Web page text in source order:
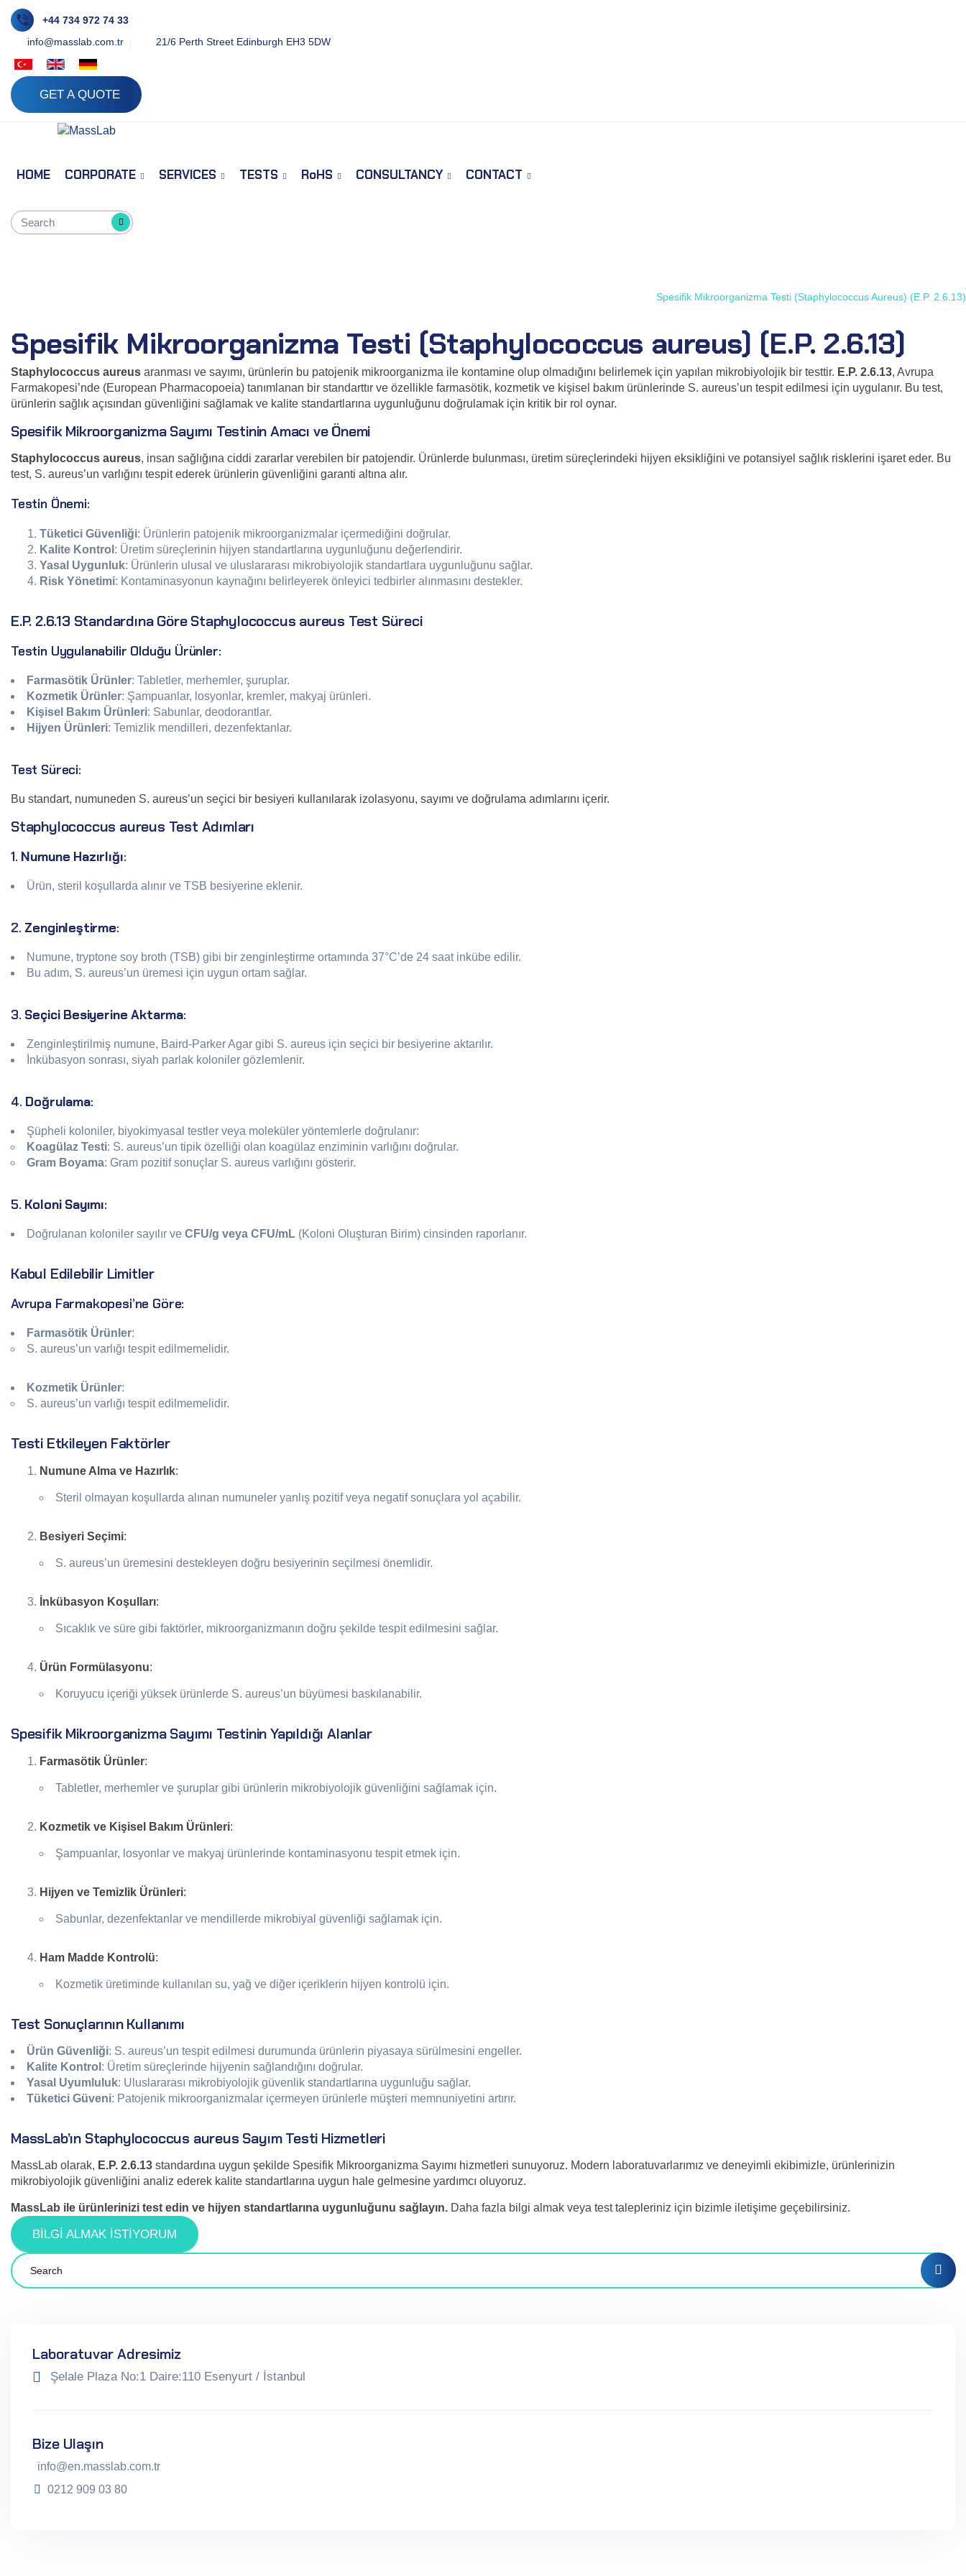
+44 734 972 74 33
info@masslab.com.tr
21/6 Perth Street Edinburgh EH3 5DW
GET A QUOTE
HOME CORPORATE SERVICES TESTS RoHS CONSULTANCY CONTACT
Spesifik Mikroorganizma Testi (Staphylococcus Aureus) (E.P. 2.6.13)
Spesifik Mikroorganizma Testi (Staphylococcus aureus) (E.P. 2.6.13)
Staphylococcus aureus aranması ve sayımı, ürünlerin bu patojenik mikroorganizma ile kontamine olup olmadığını belirlemek için yapılan mikrobiyolojik bir testtir. E.P. 2.6.13, Avrupa
Farmakopesi’nde (European Pharmacopoeia) tanımlanan bir standarttır ve özellikle farmasötik, kozmetik ve kişisel bakım ürünlerinde S. aureus’un tespit edilmesi için uygulanır. Bu test,
ürünlerin sağlık açısından güvenliğini sağlamak ve kalite standartlarına uygunluğunu doğrulamak için kritik bir rol oynar.
Spesifik Mikroorganizma Sayımı Testinin Amacı ve Önemi
Staphylococcus aureus, insan sağlığına ciddi zararlar verebilen bir patojendir. Ürünlerde bulunması, üretim süreçlerindeki hijyen eksikliğini ve potansiyel sağlık risklerini işaret eder. Bu
test, S. aureus’un varlığını tespit ederek ürünlerin güvenliğini garanti altına alır.
Testin Önemi:
Tüketici Güvenliği: Ürünlerin patojenik mikroorganizmalar içermediğini doğrular.
Kalite Kontrol : Üretim süreçlerinin hijyen standartlarına uygunluğunu değerlendirir.
Yasal Uygunluk: Ürünlerin ulusal ve uluslararası mikrobiyolojik standartlara uygunluğunu sağlar.
Risk Yönetimi: Kontaminasyonun kaynağını belirleyerek önleyici tedbirler alınmasını destekler.
E.P. 2.6.13 Standardına Göre Staphylococcus aureus Test Süreci
Testin Uygulanabilir Olduğu Ürünler:
Farmasötik Ürünler: Tabletler, merhemler, şuruplar.
Kozmetik Ürünler: Şampuanlar, losyonlar, kremler, makyaj ürünleri.
Kişisel Bakım Ürünleri: Sabunlar, deodorantlar.
Hijyen Ürünleri: Temizlik mendilleri, dezenfektanlar.
Test Süreci:
Bu standart, numuneden S. aureus’un seçici bir besiyeri kullanılarak izolasyonu, sayımı ve doğrulama adımlarını içerir.
Staphylococcus aureus Test Adımları
1. Numune Hazırlığı:
Ürün, steril koşullarda alınır ve TSB besiyerine eklenir.
2. Zenginleştirme:
Numune, tryptone soy broth (TSB) gibi bir zenginleştirme ortamında 37°C’de 24 saat inkübe edilir.
Bu adım, S. aureus’un üremesi için uygun ortam sağlar.
3. Seçici Besiyerine Aktarma:
Zenginleştirilmiş numune, Baird-Parker Agar gibi S. aureus için seçici bir besiyerine aktarılır.
İnkübasyon sonrası, siyah parlak koloniler gözlemlenir.
4. Doğrulama:
Şüpheli koloniler, biyokimyasal testler veya moleküler yöntemlerle doğrulanır:
Koagülaz Testi: S. aureus’un tipik özelliği olan koagülaz enziminin varlığını doğrular.
Gram Boyama: Gram pozitif sonuçlar S. aureus varlığını gösterir.
5. Koloni Sayımı:
Doğrulanan koloniler sayılır ve CFU/g veya CFU/mL (Koloni Oluşturan Birim) cinsinden raporlanır.
Kabul Edilebilir Limitler
Avrupa Farmakopesi’ne Göre:
Farmasötik Ürünler:
S. aureus’un varlığı tespit edilmemelidir.
Kozmetik Ürünler:
S. aureus’un varlığı tespit edilmemelidir.
Testi Etkileyen Faktörler
Numune Alma ve Hazırlık:
Steril olmayan koşullarda alınan numuneler yanlış pozitif veya negatif sonuçlara yol açabilir.
Besiyeri Seçimi:
S. aureus’un üremesini destekleyen doğru besiyerinin seçilmesi önemlidir.
İnkübasyon Koşulları:
Sıcaklık ve süre gibi faktörler, mikroorganizmanın doğru şekilde tespit edilmesini sağlar.
Ürün Formülasyonu:
Koruyucu içeriği yüksek ürünlerde S. aureus’un büyümesi baskılanabilir.
Spesifik Mikroorganizma Sayımı Testinin Yapıldığı Alanlar
Farmasötik Ürünler:
Tabletler, merhemler ve şuruplar gibi ürünlerin mikrobiyolojik güvenliğini sağlamak için.
Kozmetik ve Kişisel Bakım Ürünleri:
Şampuanlar, losyonlar ve makyaj ürünlerinde kontaminasyonu tespit etmek için.
Hijyen ve Temizlik Ürünleri:
Sabunlar, dezenfektanlar ve mendillerde mikrobiyal güvenliği sağlamak için.
Ham Madde Kontrolü:
Kozmetik üretiminde kullanılan su, yağ ve diğer içeriklerin hijyen kontrolü için.
Test Sonuçlarının Kullanımı
Ürün Güvenliği: S. aureus’un tespit edilmesi durumunda ürünlerin piyasaya sürülmesini engeller.
Kalite Kontrol : Üretim süreçlerinde hijyenin sağlandığını doğrular.
Yasal Uyumluluk: Uluslararası mikrobiyolojik güvenlik standartlarına uygunluğu sağlar.
Tüketici Güveni: Patojenik mikroorganizmalar içermeyen ürünlerle müşteri memnuniyetini artırır.
MassLab’ın Staphylococcus aureus Sayım Testi Hizmetleri
MassLab olarak, E.P. 2.6.13 standardına uygun şekilde Spesifik Mikroorganizma Sayımı hizmetleri sunuyoruz. Modern laboratuvarlarımız ve deneyimli ekibimizle, ürünlerinizin
mikrobiyolojik güvenliğini analiz ederek kalite standartlarına uygun hale gelmesine yardımcı oluyoruz.
MassLab ile ürünlerinizi test edin ve hijyen standartlarına uygunluğunu sağlayın. Daha fazla bilgi almak veya test talepleriniz için bizimle iletişime geçebilirsiniz.
BİLGİ ALMAK İSTİYORUM
Laboratuvar Adresimiz
Şelale Plaza No:1 Daire:110 Esenyurt / İstanbul
Bize Ulaşın
info@en.masslab.com.tr
0212 909 03 80